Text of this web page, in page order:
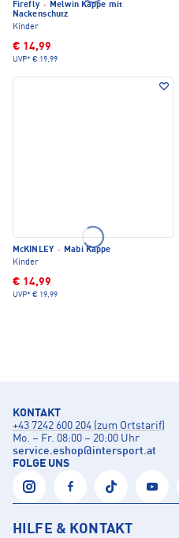
Firefly · Melwin Kappe mit
Nackenschutz
Kinder
€ 14,99
UVP* € 19,99
McKINLEY · Mabi Kappe
Kinder
€ 14,99
UVP* € 19,99
KONTAKT
+43 7242 600 204 (zum Ortstarif)
Mo. – Fr. 08:00 – 20:00 Uhr
service.eshop@intersport.at
FOLGE UNS
HILFE & KONTAKT